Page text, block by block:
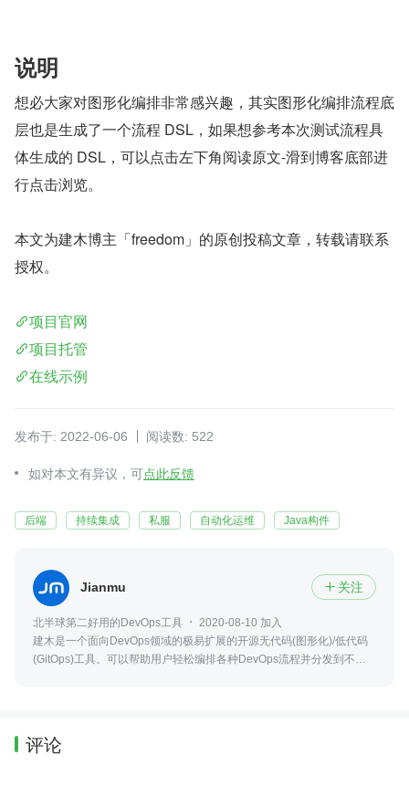
说明
想必大家对图形化编排非常感兴趣，其实图形化编排流程底
层也是生成了一个流程 DSL，如果想参考本次测试流程具
体生成的 DSL，可以点击左下角阅读原文-滑到博客底部进
行点击浏览。
本文为建木博主「freedom」的原创投稿文章，转载请联系
授权。
项⽬官⽹
项⽬托管
在线示例
发布于: 2022-06-06 阅读数: 522
如对本文有异议，可点此反馈
后端 持续集成 私服 自动化运维 Java构件
Jianmu  关注
北半球第二好用的DevOps工具
2020-08-10 加入
建木是一个面向DevOps领域的极易扩展的开源无代码(图形化)/低代码
(GitOps)工具。可以帮助用户轻松编排各种DevOps流程并分发到不同
评论